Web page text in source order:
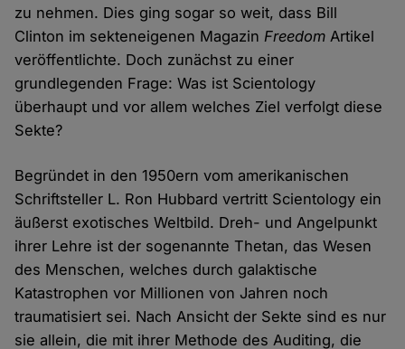
zu nehmen. Dies ging sogar so weit, dass Bill
Clinton im sekteneigenen MagazinFreedom Artikel
veröffentlichte. Doch zunächst zu einer
grundlegenden Frage: Was ist Scientology
überhaupt und vor allem welches Ziel verfolgt diese
Sekte?
Begründet in den 1950ern vom amerikanischen
Schriftsteller L. Ron Hubbard vertritt Scientology ein
äußerst exotisches Weltbild. Dreh- und Angelpunkt
ihrer Lehre ist der sogenannte Thetan, das Wesen
des Menschen, welches durch galaktische
Katastrophen vor Millionen von Jahren noch
traumatisiert sei. Nach Ansicht der Sekte sind es nur
sie allein, die mit ihrer Methode des Auditing, die